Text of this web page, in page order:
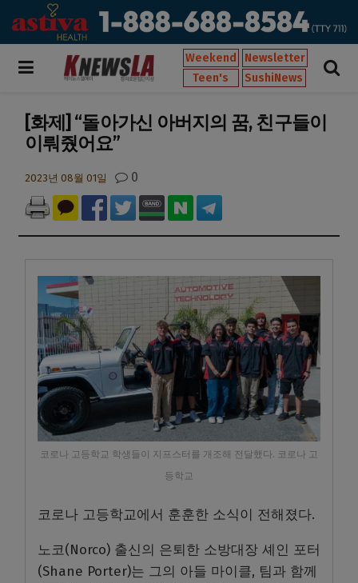
Weekend
Newsletter
Teen's
SushiNews
[화제] “돌아가신 아버지의 꿈, 친구들이
이뤄줬어요”
2023년 08월 01일 0
코로나 고등학교 학생들이 지프스터를 개조해 전달했다. 코로나 고
등학교
코로나 고등학교에서 훈훈한 소식이 전해졌다.
노코(Norco) 출신의 은퇴한 소방대장 셰인 포터
(Shane Porter)는 그의 아들 마이클, 팀과 함께